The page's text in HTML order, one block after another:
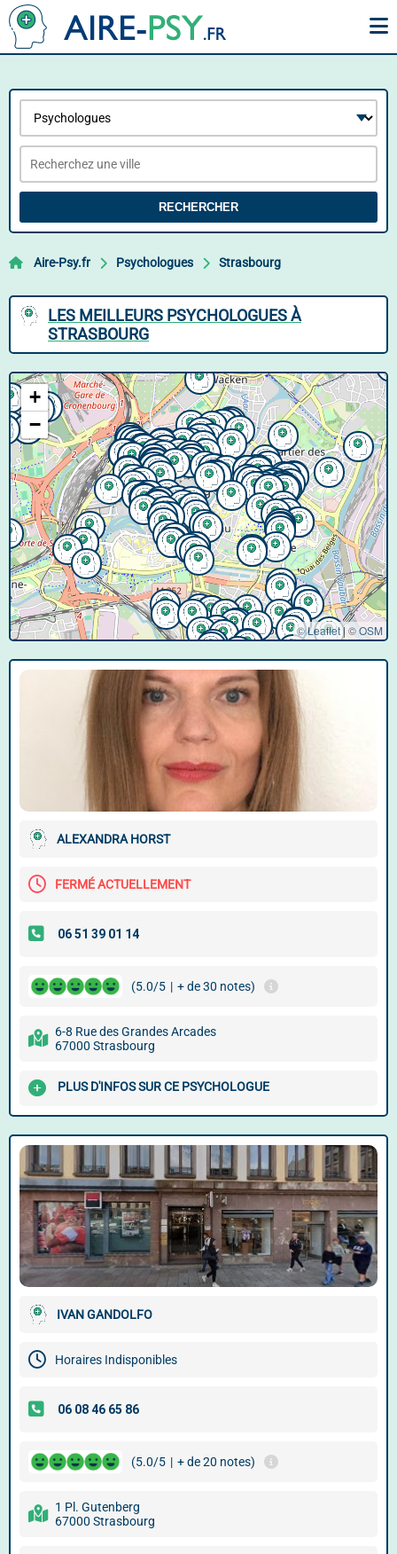
RECHERCHER
Aire-Psy.fr Psychologues Strasbourg
LES MEILLEURS PSYCHOLOGUES À
STRASBOURG
+
−
© Leaflet|©OSM
ALEXANDRA HORST
FERMÉ ACTUELLEMENT
(5.0/5 | + de 30 notes)
6-8 Rue des Grandes Arcades
67000 Strasbourg
PLUS D'INFOS SUR CE PSYCHOLOGUE
IVAN GANDOLFO
Horaires Indisponibles
(5.0/5 | + de 20 notes)
1 Pl. Gutenberg
67000 Strasbourg